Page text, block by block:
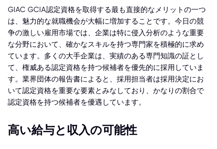
GIAC GCIA認定資格を取得する最も直接的なメリットの一つ
は、魅力的な就職機会が大幅に増加することです。今日の競
争の激しい雇用市場では、企業は特に侵入分析のような重要
な分野において、確かなスキルを持つ専門家を積極的に求め
ています。多くの大手企業は、実績のある専門知識の証とし
て、権威ある認定資格を持つ候補者を優先的に採用していま
す。業界団体の報告書によると、採用担当者は採用決定にお
いて認定資格を重要な要素とみなしており、かなりの割合で
認定資格を持つ候補者を優遇しています。
高い給与と収入の可能性